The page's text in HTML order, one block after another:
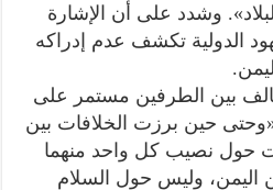
وشدد على أن الإشارة
الدولية تكشف عدم إدراكه
بين الطرفين مستمر على
«وحتى حين برزت الخلافات بين
حول نصيب كل واحد منهما
وليس حول السلام